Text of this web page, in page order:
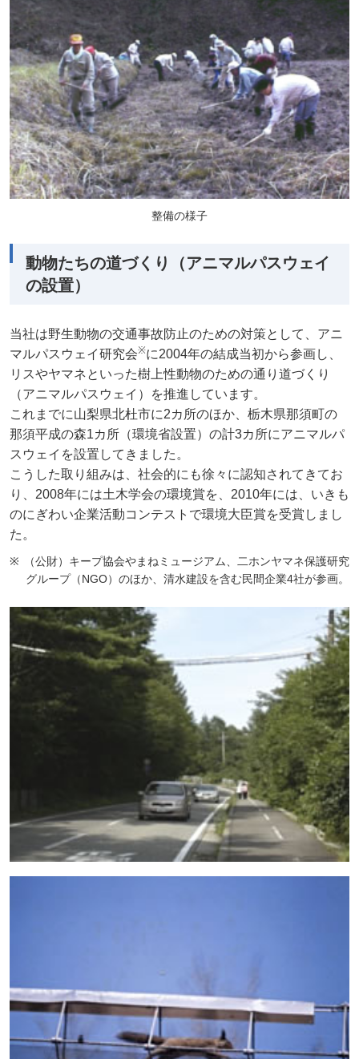
整備の様子
動物たちの道づくり（アニマルパスウェイ
の設置）
当社は野生動物の交通事故防止のための対策として、アニ
マルパスウェイ研究会※に2004年の結成当初から参画し、
リスやヤマネといった樹上性動物のための通り道づくり
（アニマルパスウェイ）を推進しています。
これまでに山梨県北杜市に2カ所のほか、栃木県那須町の
那須平成の森1カ所（環境省設置）の計3カ所にアニマルパ
スウェイを設置してきました。
こうした取り組みは、社会的にも徐々に認知されてきてお
り、2008年には土木学会の環境賞を、2010年には、いきも
のにぎわい企業活動コンテストで環境大臣賞を受賞しまし
た。
（公財）キープ協会やまねミュージアム、二ホンヤマネ保護研究
グループ（NGO）のほか、清水建設を含む民間企業4社が参画。